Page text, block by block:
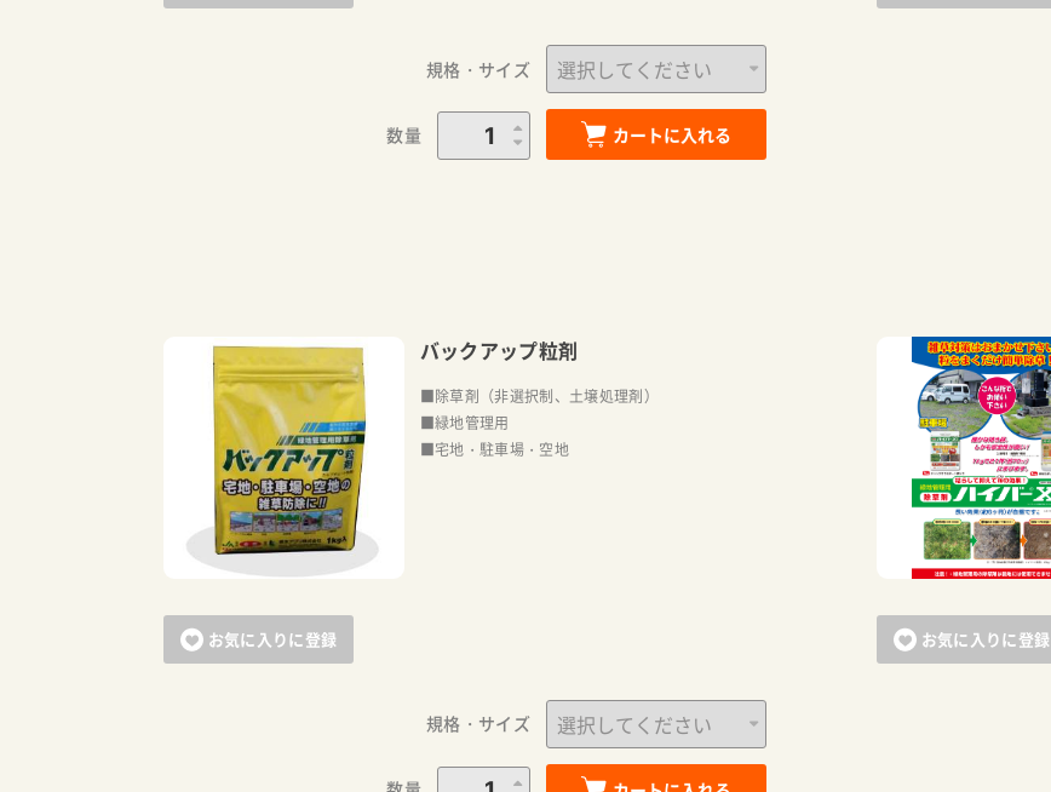
規格・サイズ
数量 カートに入れる
お気に入りに登録
バックアップ粒剤
■除草剤（非選択制、土壌処理剤）
■緑地管理用
■宅地・駐車場・空地
規格・サイズ
お気に入りに登録
カートに追加しました。